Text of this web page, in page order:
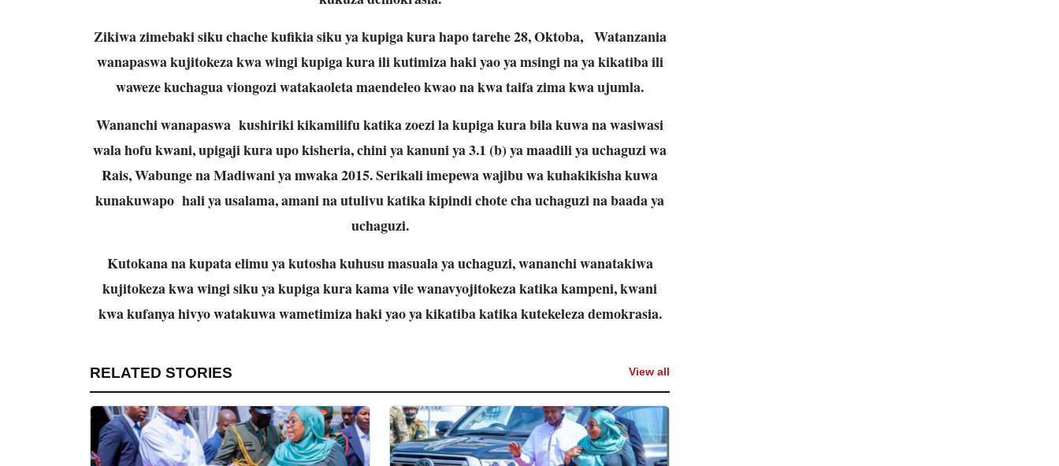
Zikiwa zimebaki siku chache kufikia siku ya kupiga kura hapo tarehe 28, Oktoba, Watanzania
wanapaswa kujitokeza kwa wingi kupiga kura ili kutimiza haki yao ya msingi na ya kikatiba ili
waweze kuchagua viongozi watakaoleta maendeleo kwao na kwa taifa zima kwa ujumla.
Wananchi wanapaswa kushiriki kikamilifu katika zoezi la kupiga kura bila kuwa na wasiwasi
wala hofu kwani, upigaji kura upo kisheria, chini ya kanuni ya 3.1 (b) ya maadili ya uchaguzi wa
Rais, Wabunge na Madiwani ya mwaka 2015. Serikali imepewa wajibu wa kuhakikisha kuwa
kunakuwapo hali ya usalama, amani na utulivu katika kipindi chote cha uchaguzi na baada ya
uchaguzi.
Kutokana na kupata elimu ya kutosha kuhusu masuala ya uchaguzi, wananchi wanatakiwa
kujitokeza kwa wingi siku ya kupiga kura kama vile wanavyojitokeza katika kampeni, kwani
kwa kufanya hivyo watakuwa wametimiza haki yao ya kikatiba katika kutekeleza demokrasia.
RELATED STORIES View all